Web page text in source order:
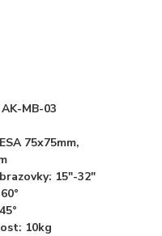
AK-MB-03
75x75mm,
15"-32"
10kg